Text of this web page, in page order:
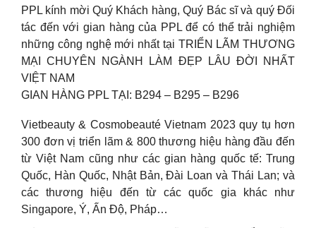
PPL kính mời Quý Khách hàng, Quý Bác sĩ và quý Đối
tác đến với gian hàng của PPL để có thể trải nghiệm
những công nghệ mới nhất tại TRIỂN LÃM THƯƠNG
MẠI CHUYÊN NGÀNH LÀM ĐẸP LÂU ĐỜI NHẤT
VIỆT NAM
GIAN HÀNG PPL TẠI: B294 – B295 – B296
Vietbeauty & Cosmobeauté Vietnam 2023 quy tụ hơn
300 đơn vị triển lãm & 800 thương hiệu hàng đầu đến
từ Việt Nam cũng như các gian hàng quốc tế: Trung
Quốc, Hàn Quốc, Nhật Bản, Đài Loan và Thái Lan; và
các thương hiệu đến từ các quốc gia khác như
Singapore, Ý, Ấn Độ, Pháp…